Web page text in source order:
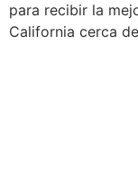
para recibir la
California cerca